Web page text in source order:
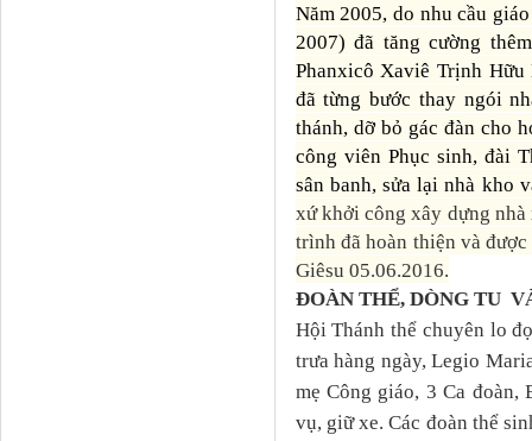
Năm 2005, do nhu cầu
2007) đã tăng cường
Phanxicô Xaviê Trịnh
đã từng bước thay ngói
thánh, dỡ bỏ gác đàn cho
công viên Phục sinh, đài
sân banh, sửa lại nhà kho
xứ khởi công xây dựng
trình đã hoàn thiện và
Giêsu 05.06.2016.
ĐOÀN THỂ, DÒNG TU
Hội Thánhthể chuyên lo
trưa hàng ngày, Legio
mẹ Công giáo, 3 Ca
vụ, giữ xe. Các đoàn thể